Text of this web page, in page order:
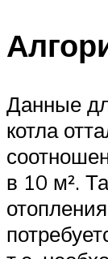
Данные
котла
в 10 м².